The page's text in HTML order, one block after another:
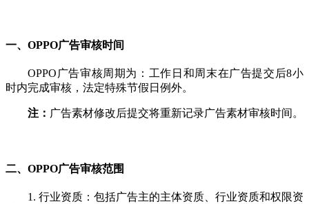
一、OPPO广告审核时间
OPPO广告审核周期为：工作日和周末在广告提交后8小
时内完成审核，法定特殊节假日例外。
注： 广告素材修改后提交将重新记录广告素材审核时间。
二、OPPO广告审核范围
1. 行业资质：包括广告主的主体资质、行业资质和权限资